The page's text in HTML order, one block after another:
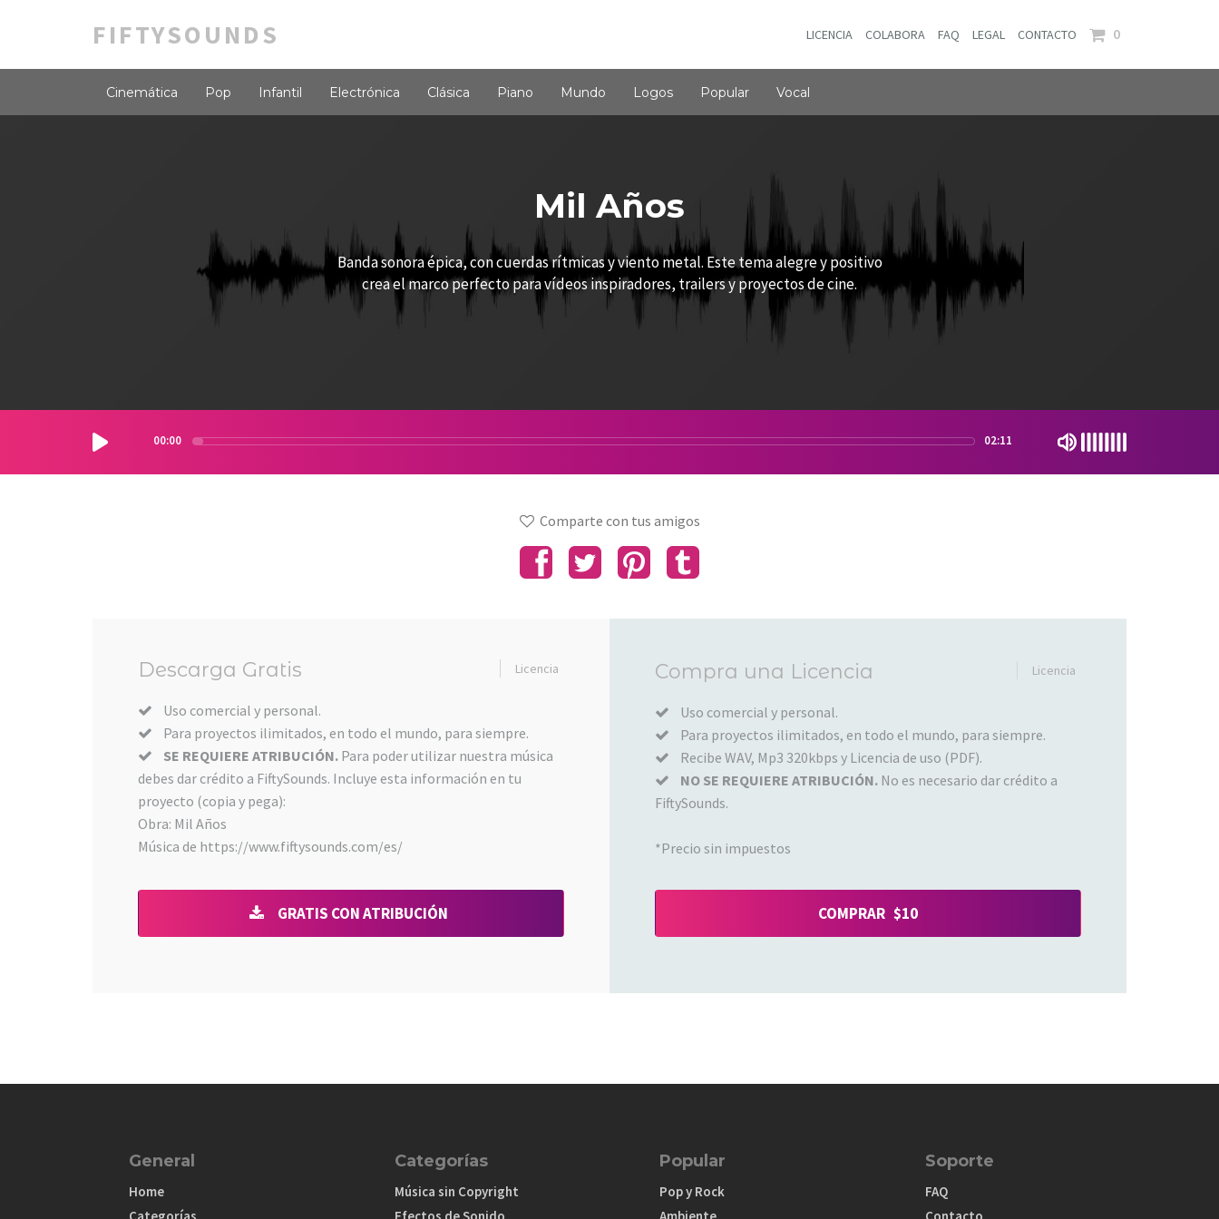
FIFTYSOUNDS LICENCIA COLABORA FAQ LEGAL CONTACTO 0
Cinemática Pop Infantil Electrónica Clásica Piano Mundo Logos Popular Vocal
Mil Años
Banda sonora épica, con cuerdas rítmicas y viento metal. Este tema alegre y positivo
crea el marco perfecto para vídeos inspiradores, trailers y proyectos de cine.
00:00 02:11
Comparte con tus amigos
Descarga Gratis Licencia
Uso comercial y personal.
Para proyectos ilimitados, en todo el mundo, para siempre.
SE REQUIERE ATRIBUCIÓN. Para poder utilizar nuestra música
debes dar crédito a FiftySounds. Incluye esta información en tu
proyecto (copia y pega):
Obra: Mil Años
Música de https://www.fiftysounds.com/es/
GRATIS CON ATRIBUCIÓN
Compra una Licencia Licencia
Uso comercial y personal.
Para proyectos ilimitados, en todo el mundo, para siempre.
Recibe WAV, Mp3 320kbps y Licencia de uso (PDF).
NO SE REQUIERE ATRIBUCIÓN. No es necesario dar crédito a
FiftySounds.
*Precio sin impuestos
COMPRAR $10
General
Home
Categorías
Música sin Copyright
Popular
Pop y Rock
Soporte
FAQ